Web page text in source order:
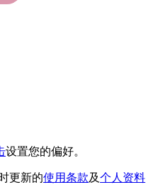
设置您的偏好。
更新的使用条款及个人资料